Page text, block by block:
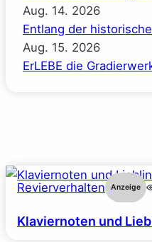
Aug. 14. 2026
Entlang der
Aug. 15. 2026
ErLEBE die
Revierverhalten Anzeige
Klaviernoten und